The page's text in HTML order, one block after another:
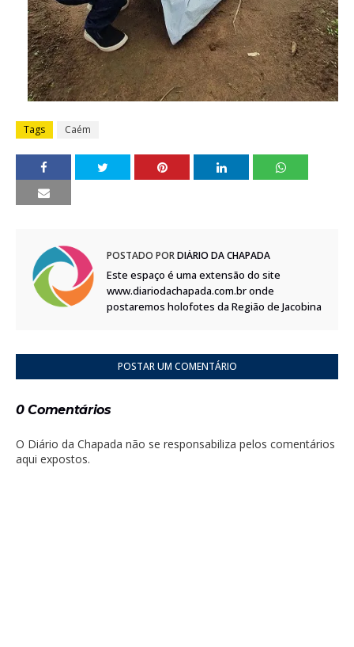
Tags Caém
POSTADO PORDIÁRIO DA CHAPADA
Este espaço é uma extensão do site
www.diariodachapada.com.br onde
postaremos holofotes da Região de Jacobina
POSTAR UM COMENTÁRIO
0 Comentários
O Diário da Chapada não se responsabiliza pelos comentários
aqui expostos.